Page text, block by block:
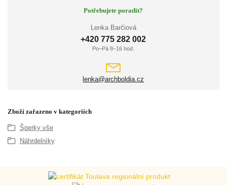
Potřebujete poradit?
Lenka Barčiová
+420 775 282 002
Po–Pá 8–16 hod.
lenka@archboldia.cz
Zboží zařazeno v kategoriích
Šperky vše
Náhrdelníky